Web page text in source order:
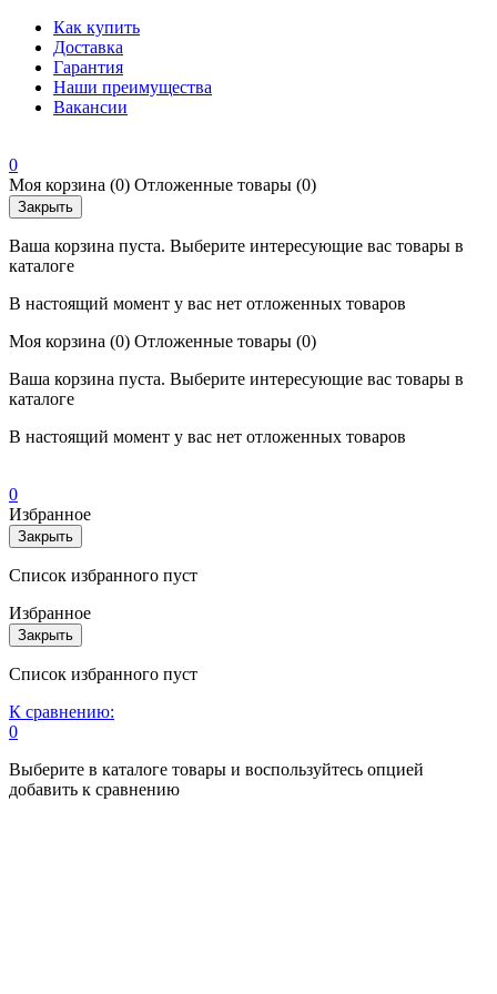
Как купить
Доставка
Гарантия
Наши преимущества
Вакансии
0
Моя корзина (0) Отложенные товары (0)
Закрыть
Ваша корзина пуста. Выберите интересующие вас товары в
каталоге
В настоящий момент у вас нет отложенных товаров
Моя корзина (0) Отложенные товары (0)
Ваша корзина пуста. Выберите интересующие вас товары в
каталоге
В настоящий момент у вас нет отложенных товаров
0
Избранное
Закрыть
Список избранного пуст
Избранное
Закрыть
Список избранного пуст
К сравнению:
0
Выберите в каталоге товары и воспользуйтесь опцией
добавить к сравнению